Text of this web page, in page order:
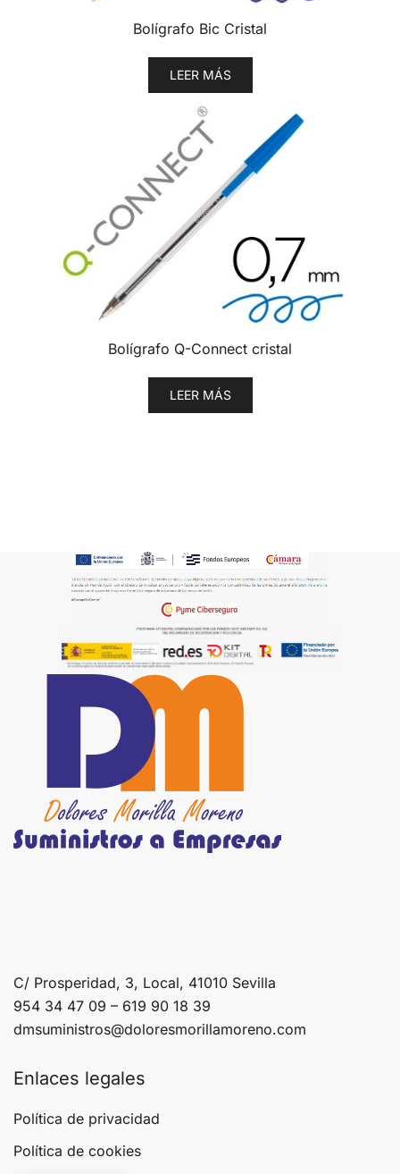
Bolígrafo Bic Cristal
LEER MÁS
Bolígrafo Q-Connect cristal
LEER MÁS
C/ Prosperidad, 3, Local, 41010 Sevilla
954 34 47 09 – 619 90 18 39
dmsuministros@doloresmorillamoreno.com
Enlaces legales
Política de privacidad
Política de cookies